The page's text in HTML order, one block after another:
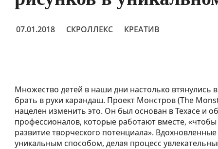
07.01.2018 СКРОЛЛЕКС КРЕАТИВ
Множество детей в наши дни настолько
брать в руки карандаш. Проект Монстров (The
нацелен изменить это. Он был основан в Техасе и
профессионалов, которые работают вместе,
развитие творческого потенциала».
уникальным способом, делая процесс